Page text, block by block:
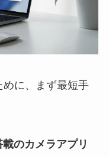
に、まず最短手
のカメラアプリ